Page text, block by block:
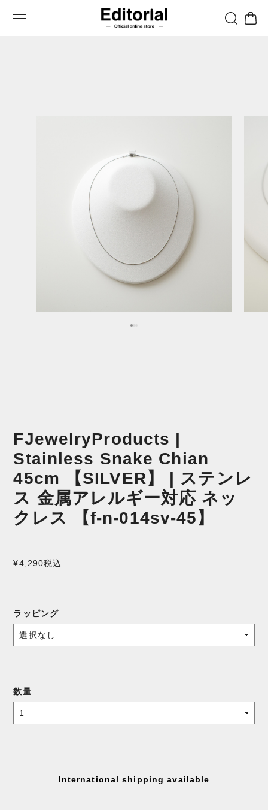
FJewelryProducts |
Stainless Snake Chian
45cm 【SILVER】 | ステンレ
ス 金属アレルギー対応 ネッ
クレス 【f-n-014sv-45】
¥4,290税込
ラッピング
数量
International shipping available